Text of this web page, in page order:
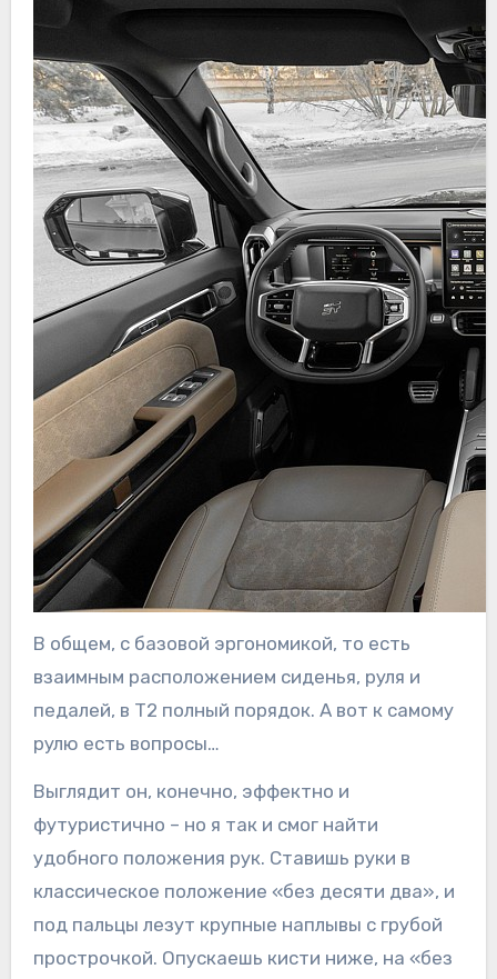
В общем, с базовой эргономикой, то есть
взаимным расположением сиденья, руля и
педалей, в T2 полный порядок. А вот к самому
рулю есть вопросы…
Выглядит он, конечно, эффектно и
футуристично – но я так и смог найти
удобного положения рук. Ставишь руки в
классическое положение «без десяти два», и
под пальцы лезут крупные наплывы с грубой
прострочкой. Опускаешь кисти ниже, на «без